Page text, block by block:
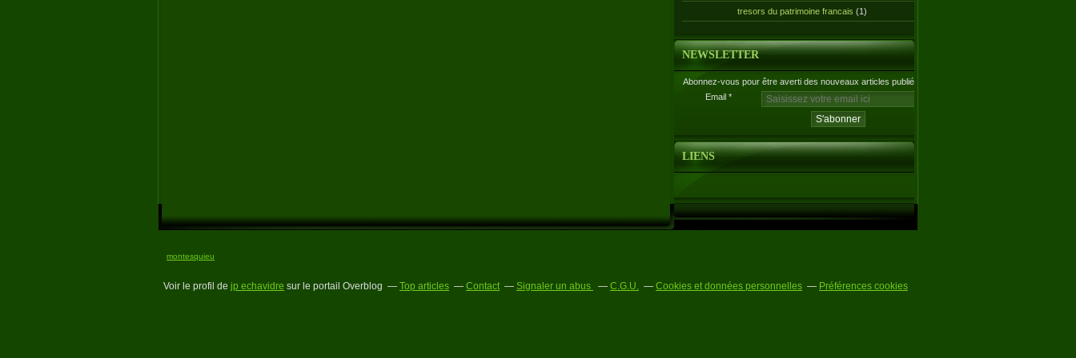
tresors du patrimoine francais (1)
NEWSLETTER
Abonnez-vous pour être averti des nouveaux articles publiés.
Email
LIENS
montesquieu
Voir le profil de jp echavidre sur le portail Overblog Top articles Contact Signaler un abus C.G.U. Cookies et données personnelles Préférences cookies